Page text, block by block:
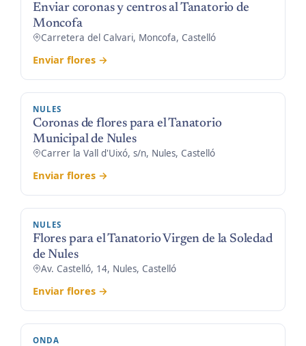
Enviar coronas y centros al Tanatorio de
Moncofa
Carretera del Calvari, Moncofa, Castelló
Enviar flores →
NULES
Coronas de flores para el Tanatorio
Municipal de Nules
Carrer la Vall d'Uixó, s/n, Nules, Castelló
Enviar flores →
NULES
Flores para el Tanatorio Virgen de la Soledad
de Nules
Av. Castelló, 14, Nules, Castelló
Enviar flores →
ONDA